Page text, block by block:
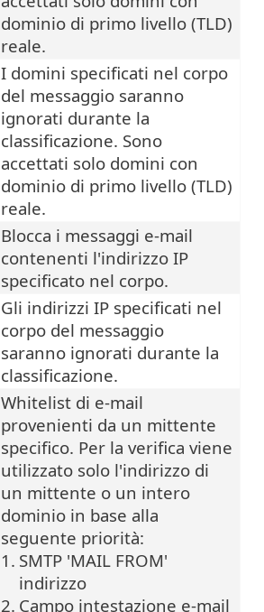
dominio di primo livello (TLD)
reale.
I domini specificati nel corpo
del messaggio saranno
ignorati durante la
classificazione. Sono
accettati solo domini con
dominio di primo livello (TLD)
reale.
Blocca i messaggi e-mail
contenenti l'indirizzo IP
specificato nel corpo.
Gli indirizzi IP specificati nel
corpo del messaggio
saranno ignorati durante la
classificazione.
Whitelist di e-mail
provenienti da un mittente
specifico. Per la verifica viene
utilizzato solo l'indirizzo di
un mittente o un intero
dominio in base alla
seguente priorità:
1. SMTP 'MAIL FROM'
indirizzo
2. Campo intestazione e-mail